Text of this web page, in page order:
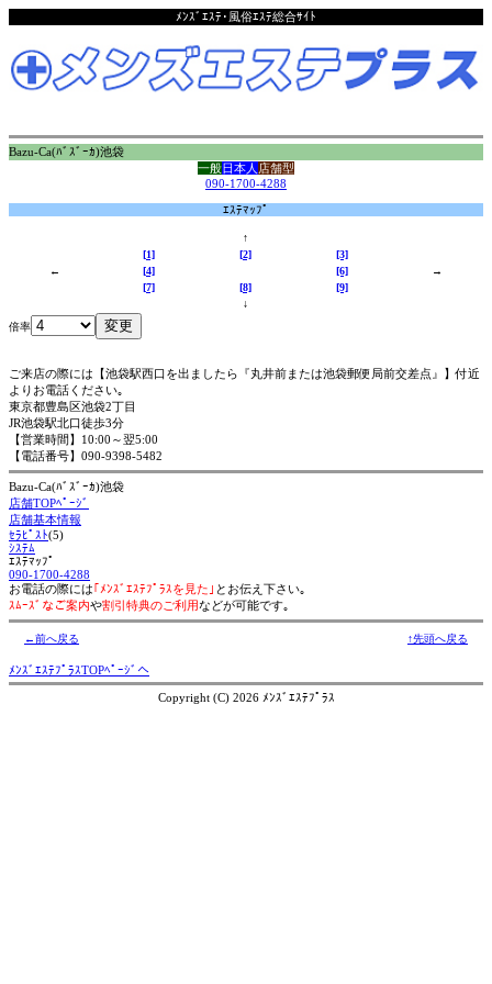
ﾒﾝｽﾞｴｽﾃ･風俗ｴｽﾃ総合ｻｲﾄ
Bazu-Ca(ﾊﾞｽﾞｰｶ)池袋
一般日本人 店舗型
090-1700-4288
ｴｽﾃﾏｯﾌﾟ
↑
[1]
[2]
[3]
←
[4] [6]
→
[7]
[8]
[9]
↓
倍率
ご来店の際には【池袋駅西口を出ましたら『丸井前または池袋郵便局前交差点』】付近
よりお電話ください｡
東京都豊島区池袋2丁目
JR池袋駅北口徒歩3分
【営業時間】10:00～翌5:00
【電話番号】090-9398-5482
Bazu-Ca(ﾊﾞｽﾞｰｶ)池袋
店舗TOPﾍﾟｰｼﾞ
店舗基本情報
ｾﾗﾋﾟｽﾄ(5)
ｼｽﾃﾑ
ｴｽﾃﾏｯﾌﾟ
090-1700-4288
お電話の際には ｢ﾒﾝｽﾞｴｽﾃﾌﾟﾗｽを見た｣ とお伝え下さい｡
ｽﾑｰｽﾞなご案内や割引特典のご利用などが可能です｡
←前へ戻る ↑先頭へ戻る
ﾒﾝｽﾞｴｽﾃﾌﾟﾗｽTOPﾍﾟｰｼﾞへ
Copyright (C) 2026 ﾒﾝｽﾞｴｽﾃﾌﾟﾗｽ